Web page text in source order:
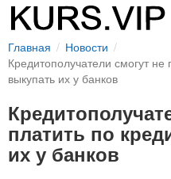
Главная
Новости
Кредитополучатели смогут
выкупать их у банков
платить по
их у банков